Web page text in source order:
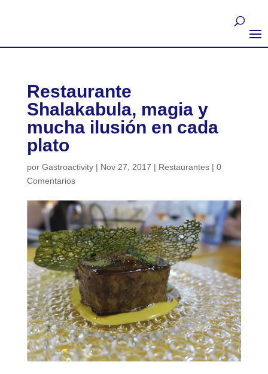
Restaurante
Shalakabula, magia y
mucha ilusión en cada
plato
por Gastroactivity| Nov 27, 2017 | Restaurantes| 0
Comentarios